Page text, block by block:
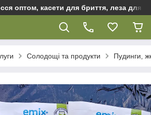
оптом, касети для бриття, леза для
Солодощі та продукти Пудинги,